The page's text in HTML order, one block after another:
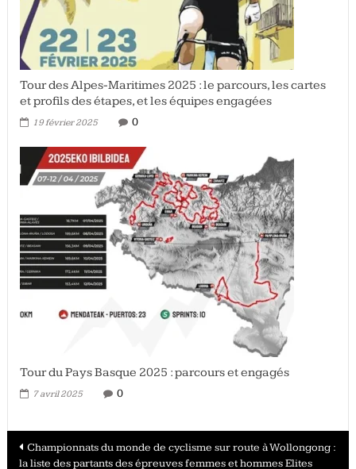
Tour des Alpes-Maritimes 2025 : le parcours, les cartes
et profils des étapes, et les équipes engagées
19 février 2025 0
Tour du Pays Basque 2025 : parcours et engagés
7 avril 2025 0
Navigation
Championnats du monde de cyclisme sur route à Wollongong :
la liste des partants des épreuves femmes et hommes Elites